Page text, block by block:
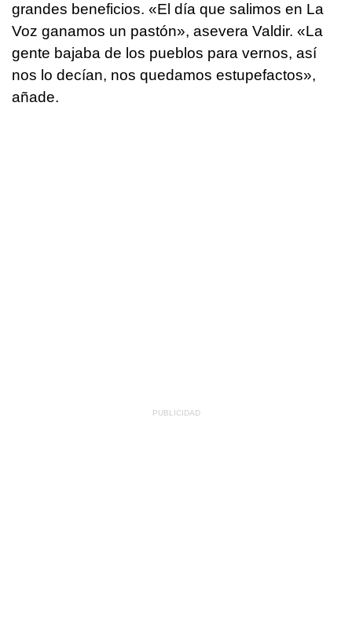
grandes beneficios. «El día que salimos en La
Voz ganamos un pastón», asevera Valdir. «La
gente bajaba de los pueblos para vernos, así
nos lo decían, nos quedamos estupefactos»,
añade.